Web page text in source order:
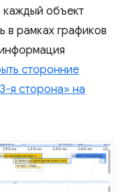
каждый объект
в рамках графиков
сторонние
я сторона» на